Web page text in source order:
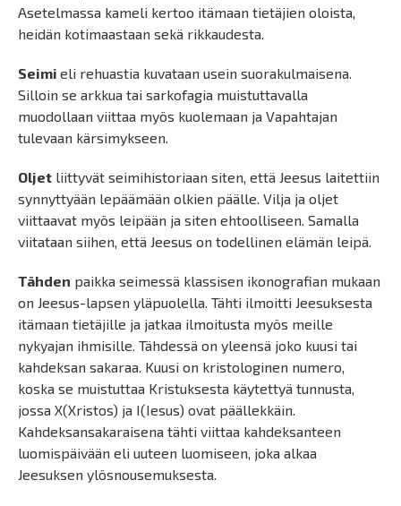
Asetelmassa kameli kertoo itämaan tietäjien oloista,
heidän kotimaastaan sekä rikkaudesta.
Seimi eli rehuastia kuvataan usein suorakulmaisena.
Silloin se arkkua tai sarkofagia muistuttavalla
muodollaan viittaa myös kuolemaan ja Vapahtajan
tulevaan kärsimykseen.
Oljet liittyvät seimihistoriaan siten, että Jeesus laitettiin
synnyttyään lepäämään olkien päälle. Vilja ja oljet
viittaavat myös leipään ja siten ehtoolliseen. Samalla
viitataan siihen, että Jeesus on todellinen elämän leipä.
Tähden paikka seimessä klassisen ikonografian mukaan
on Jeesus-lapsen yläpuolella. Tähti ilmoitti Jeesuksesta
itämaan tietäjille ja jatkaa ilmoitusta myös meille
nykyajan ihmisille. Tähdessä on yleensä joko kuusi tai
kahdeksan sakaraa. Kuusi on kristologinen numero,
koska se muistuttaa Kristuksesta käytettyä tunnusta,
jossa X(Xristos) ja I(Iesus) ovat päällekkäin.
Kahdeksansakaraisena tähti viittaa kahdeksanteen
luomispäivään eli uuteen luomiseen, joka alkaa
Jeesuksen ylösnousemuksesta.